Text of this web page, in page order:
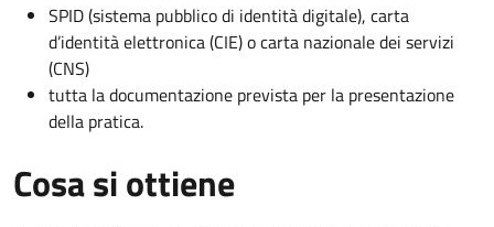
SPID (sistema pubblico di identità digitale), carta
d’identità elettronica (CIE) o carta nazionale dei servizi
(CNS)
tutta la documentazione prevista per la presentazione
della pratica.
Cosa si ottiene